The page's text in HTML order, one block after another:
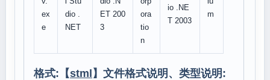
ex
e
dio .
NET
ET 200
3
ora
tio
n
io .NE
T 2003
m
格式:【stml 】文件格式说明、类型说明: